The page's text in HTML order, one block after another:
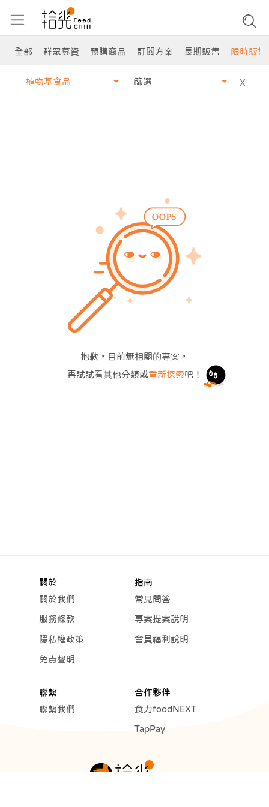
全部 群眾募資 預購商品 訂閱方案 長期販售 限時販售
植物基食品 篩選 X
抱歉，目前無相關的專案，
再試試看其他分類或重新探索吧！
關於
關於我們
服務條款
隱私權政策
免責聲明
指南
常見問答
專案提案說明
會員福利說明
聯繫
聯繫我們
合作夥伴
食力foodNEXT
TapPay